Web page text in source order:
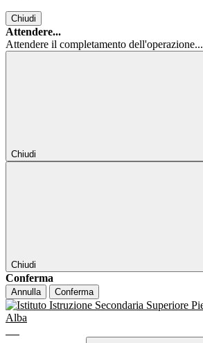
Chiudi
Attendere...
Attendere il completamento dell'operazione...
Chiudi
Chiudi
Conferma
Annulla Conferma